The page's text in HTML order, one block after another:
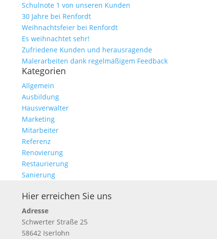
Schulnote 1 von unseren Kunden
30 Jahre bei Renfordt
Weihnachtsfeier bei Renfordt
Es weihnachtet sehr!
Zufriedene Kunden und herausragende
Malerarbeiten dank regelmäßigem Feedback
Kategorien
Allgemein
Ausbildung
Hausverwalter
Marketing
Mitarbeiter
Referenz
Renovierung
Restaurierung
Sanierung
Hier erreichen Sie uns
Adresse
Schwerter Straße 25
58642 Iserlohn